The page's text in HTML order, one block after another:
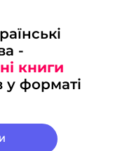
-
книги
у форматі